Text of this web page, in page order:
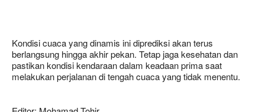
Kondisi cuaca yang dinamis ini diprediksi akan terus
berlangsung hingga akhir pekan. Tetap jaga kesehatan dan
pastikan kondisi kendaraan dalam keadaan prima saat
melakukan perjalanan di tengah cuaca yang tidak menentu.